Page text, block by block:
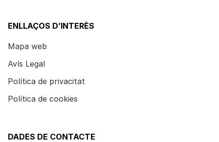
ENLLAÇOS D’INTERÈS
Mapa web
Avís Legal
Política de privacitat
Política de cookies
DADES DE CONTACTE